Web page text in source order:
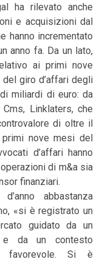
ha rilevato anche
e acquisizioni dal
hanno incrementato
anno fa. Da un lato,
ai primi nove
giro d’affari degli
miliardi di euro: da
Linklaters, che
di oltre il
nove mesi del
d’affari hanno
di m&a sia
finanziari.
abbastanza
«si è registrato un
guidato da un
e da un contesto
favorevole. Si è